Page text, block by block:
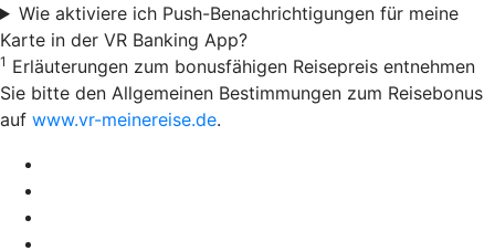
Wie aktiviere ich Push-Benachrichtigungen für meine
Karte in der VR Banking App?
1 Erläuterungen zum bonusfähigen Reisepreis entnehmen
Sie bitte den Allgemeinen Bestimmungen zum Reisebonus
auf www.vr-meinereise.de.